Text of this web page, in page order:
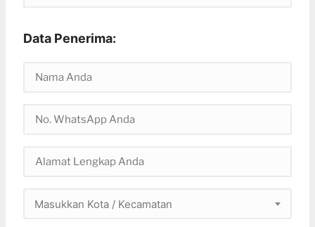
Data Penerima:
Masukkan Kota / Kecamatan